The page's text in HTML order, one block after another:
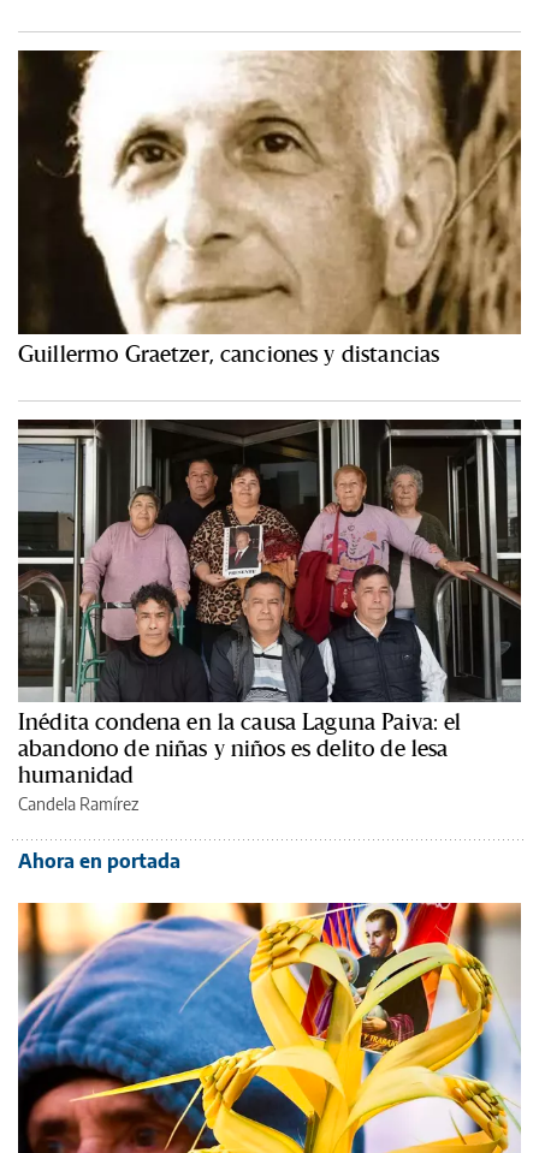
Guillermo Graetzer, canciones y distancias
Inédita condena en la causa Laguna Paiva: el
abandono de niñas y niños es delito de lesa
humanidad
Candela Ramírez
Ahora en portada